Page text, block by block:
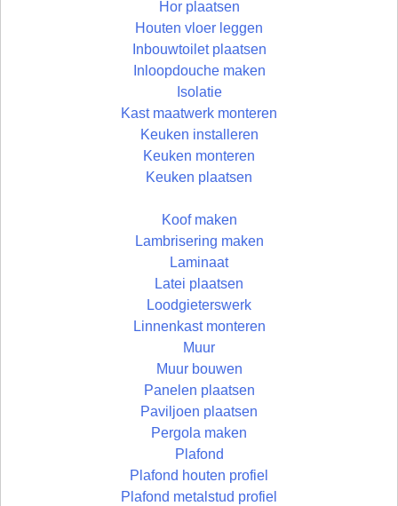
Hor plaatsen
Houten vloer leggen
Inbouwtoilet plaatsen
Inloopdouche maken
Isolatie
Kast maatwerk monteren
Keuken installeren
Keuken monteren
Keuken plaatsen
Koof maken
Lambrisering maken
Laminaat
Latei plaatsen
Loodgieterswerk
Linnenkast monteren
Muur
Muur bouwen
Panelen plaatsen
Paviljoen plaatsen
Pergola maken
Plafond
Plafond houten profiel
Plafond metalstud profiel